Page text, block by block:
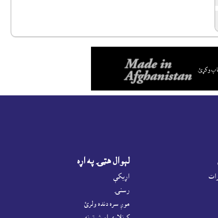
وکړئ.
لېوال هټۍ په اړه
اړيکې
رسنۍ
موږ سره دنده ولرئ